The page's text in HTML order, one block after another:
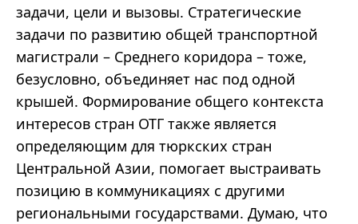
задачи, цели и вызовы. Стратегические
задачи по развитию общей транспортной
магистрали – Среднего коридора – тоже,
безусловно, объединяет нас под одной
крышей. Формирование общего контекста
интересов стран ОТГ также является
определяющим для тюркских стран
Центральной Азии, помогает выстраивать
позицию в коммуникациях с другими
региональными государствами. Думаю, что